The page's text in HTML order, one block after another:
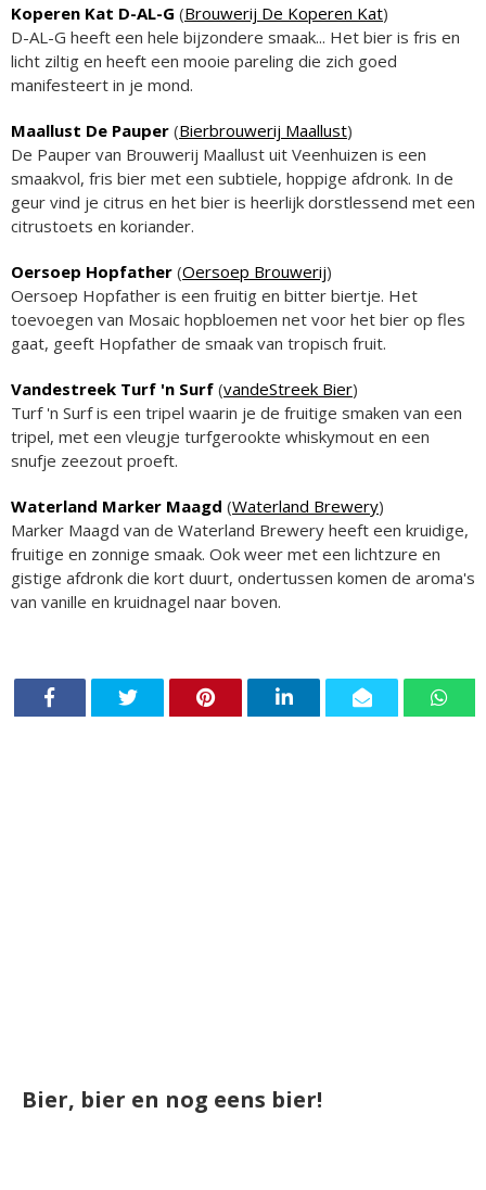
Koperen Kat D-AL-G (Brouwerij De Koperen Kat)
D-AL-G heeft een hele bijzondere smaak... Het bier is fris en
licht ziltig en heeft een mooie pareling die zich goed
manifesteert in je mond.
Maallust De Pauper (Bierbrouwerij Maallust)
De Pauper van Brouwerij Maallust uit Veenhuizen is een
smaakvol, fris bier met een subtiele, hoppige afdronk. In de
geur vind je citrus en het bier is heerlijk dorstlessend met een
citrustoets en koriander.
Oersoep Hopfather (Oersoep Brouwerij)
Oersoep Hopfather is een fruitig en bitter biertje. Het
toevoegen van Mosaic hopbloemen net voor het bier op fles
gaat, geeft Hopfather de smaak van tropisch fruit.
Vandestreek Turf 'n Surf (vandeStreek Bier)
Turf 'n Surf is een tripel waarin je de fruitige smaken van een
tripel, met een vleugje turfgerookte whiskymout en een
snufje zeezout proeft.
Waterland Marker Maagd (Waterland Brewery)
Marker Maagd van de Waterland Brewery heeft een kruidige,
fruitige en zonnige smaak. Ook weer met een lichtzure en
gistige afdronk die kort duurt, ondertussen komen de aroma's
van vanille en kruidnagel naar boven.
Bier, bier en nog eens bier!